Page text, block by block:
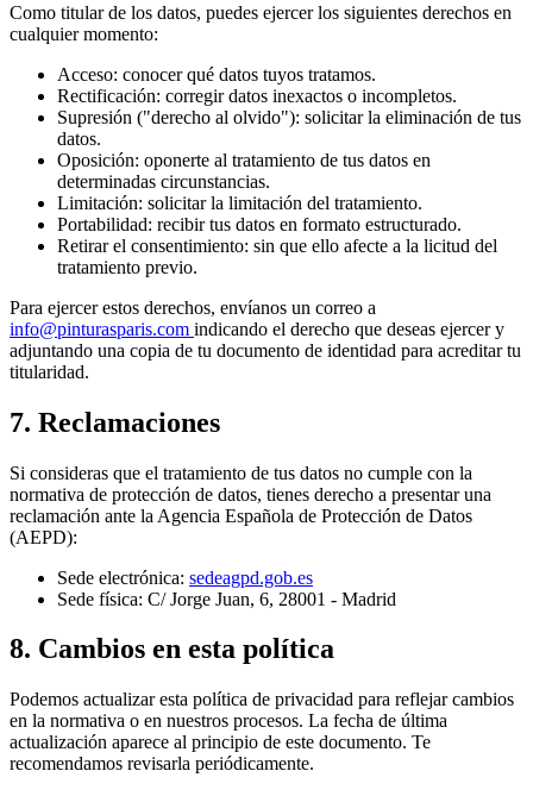
Como titular de los datos, puedes ejercer los siguientes derechos en
cualquier momento:
Acceso: conocer qué datos tuyos tratamos.
Rectificación: corregir datos inexactos o incompletos.
Supresión ("derecho al olvido"): solicitar la eliminación de tus
datos.
Oposición: oponerte al tratamiento de tus datos en
determinadas circunstancias.
Limitación: solicitar la limitación del tratamiento.
Portabilidad: recibir tus datos en formato estructurado.
Retirar el consentimiento: sin que ello afecte a la licitud del
tratamiento previo.
Para ejercer estos derechos, envíanos un correo a
info@pinturasparis.com indicando el derecho que deseas ejercer y
adjuntando una copia de tu documento de identidad para acreditar tu
titularidad.
7. Reclamaciones
Si consideras que el tratamiento de tus datos no cumple con la
normativa de protección de datos, tienes derecho a presentar una
reclamación ante la Agencia Española de Protección de Datos
(AEPD):
Sede electrónica: sedeagpd.gob.es
Sede física: C/ Jorge Juan, 6, 28001 - Madrid
8. Cambios en esta política
Podemos actualizar esta política de privacidad para reflejar cambios
en la normativa o en nuestros procesos. La fecha de última
actualización aparece al principio de este documento. Te
recomendamos revisarla periódicamente.